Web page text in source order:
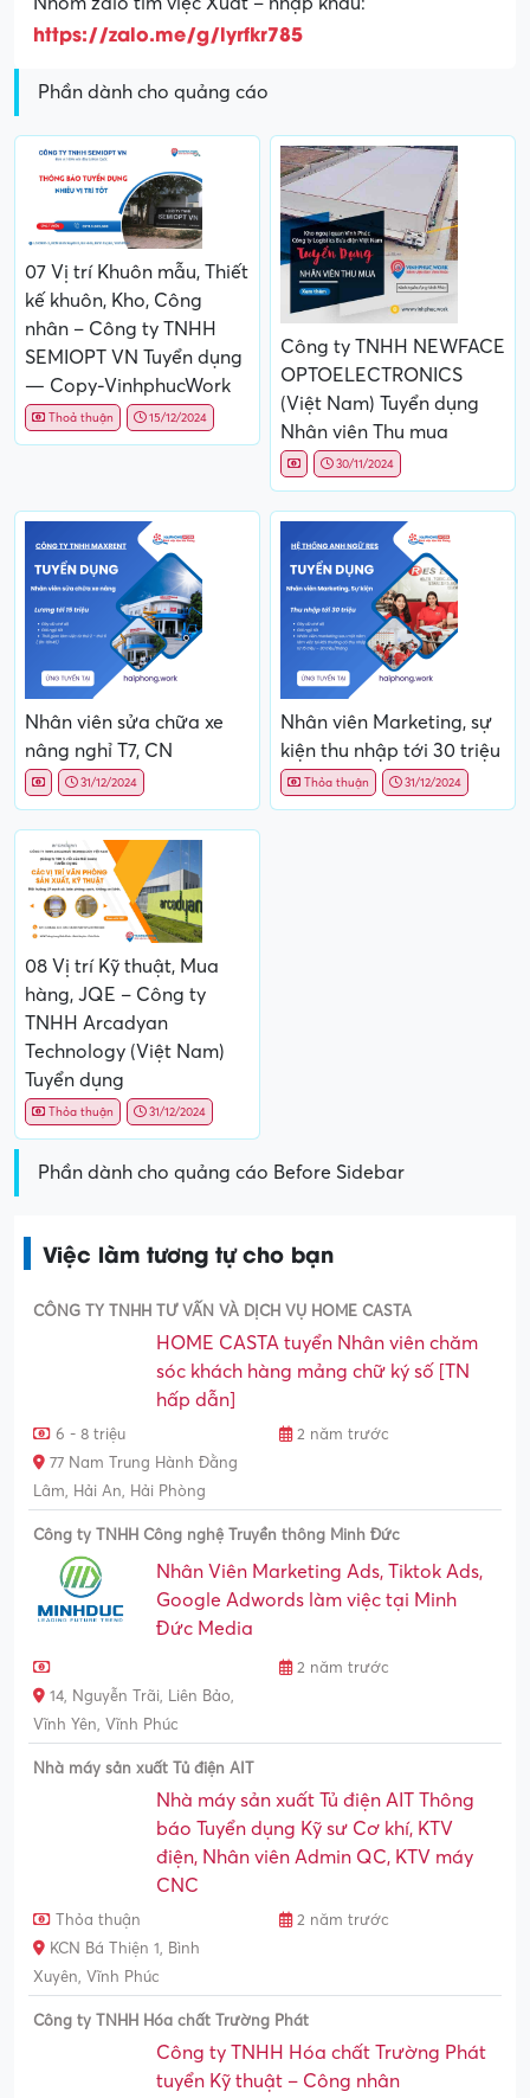
https://zalo.me/g/lyrfkr785
Phần dành cho quảng cáo
07 Vị trí Khuôn mẫu, Thiết
kế khuôn, Kho, Công
nhân – Công ty TNHH
SEMIOPT VN Tuyển dụng
— Copy-VinhphucWork
Thoả thuận 15/12/2024
Công ty TNHH NEWFACE
OPTOELECTRONICS
(Việt Nam) Tuyển dụng
Nhân viên Thu mua
30/11/2024
Nhân viên sửa chữa xe
nâng nghỉ T7, CN
31/12/2024
Nhân viên Marketing, sự
kiện thu nhập tới 30 triệu
Thỏa thuận 31/12/2024
08 Vị trí Kỹ thuật, Mua
hàng, JQE – Công ty
TNHH Arcadyan
Technology (Việt Nam)
Tuyển dụng
Thỏa thuận 31/12/2024
Phần dành cho quảng cáo Before Sidebar
Việc làm tương tự cho bạn
CÔNG TY TNHH TƯ VẤN VÀ DỊCH VỤ HOME CASTA
HOME CASTA tuyển Nhân viên chăm
sóc khách hàng mảng chữ ký số [TN
hấp dẫn]
6 - 8 triệu
2 năm trước
77 Nam Trung Hành Đằng
Lâm, Hải An, Hải Phòng
Công ty TNHH Công nghệ Truyền thông Minh Đức
Nhân Viên Marketing Ads, Tiktok Ads,
Google Adwords làm việc tại Minh
Đức Media
2 năm trước
14, Nguyễn Trãi, Liên Bảo,
Vĩnh Yên, Vĩnh Phúc
Nhà máy sản xuất Tủ điện AIT
Nhà máy sản xuất Tủ điện AIT Thông
báo Tuyển dụng Kỹ sư Cơ khí, KTV
điện, Nhân viên Admin QC, KTV máy
CNC
Thỏa thuận
2 năm trước
KCN Bá Thiện 1, Bình
Xuyên, Vĩnh Phúc
Công ty TNHH Hóa chất Trường Phát
Công ty TNHH Hóa chất Trường Phát
tuyển Kỹ thuật – Công nhân